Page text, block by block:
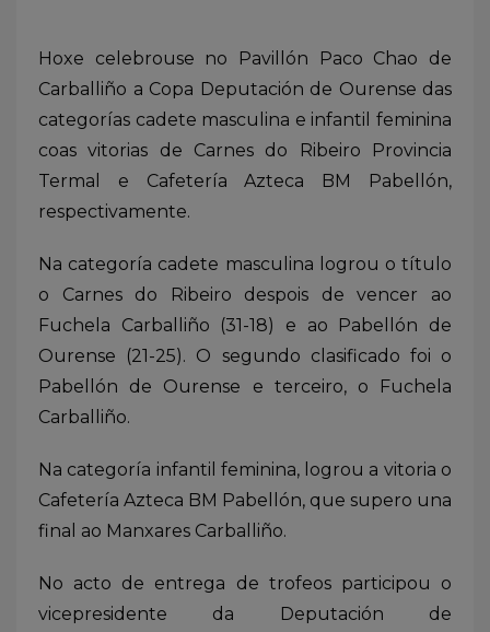
Hoxe celebrouse no Pavillón Paco Chao de
Carballiño a Copa Deputación de Ourense das
categorías cadete masculina e infantil feminina
coas vitorias de Carnes do Ribeiro Provincia
Termal e Cafetería Azteca BM Pabellón,
respectivamente.
Na categoría cadete masculina logrou o título
o Carnes do Ribeiro despois de vencer ao
Fuchela Carballiño (31-18) e ao Pabellón de
Ourense (21-25). O segundo clasificado foi o
Pabellón de Ourense e terceiro, o Fuchela
Carballiño.
Na categoría infantil feminina, logrou a vitoria o
Cafetería Azteca BM Pabellón, que supero una
final ao Manxares Carballiño.
No acto de entrega de trofeos participou o
vicepresidente da Deputación de